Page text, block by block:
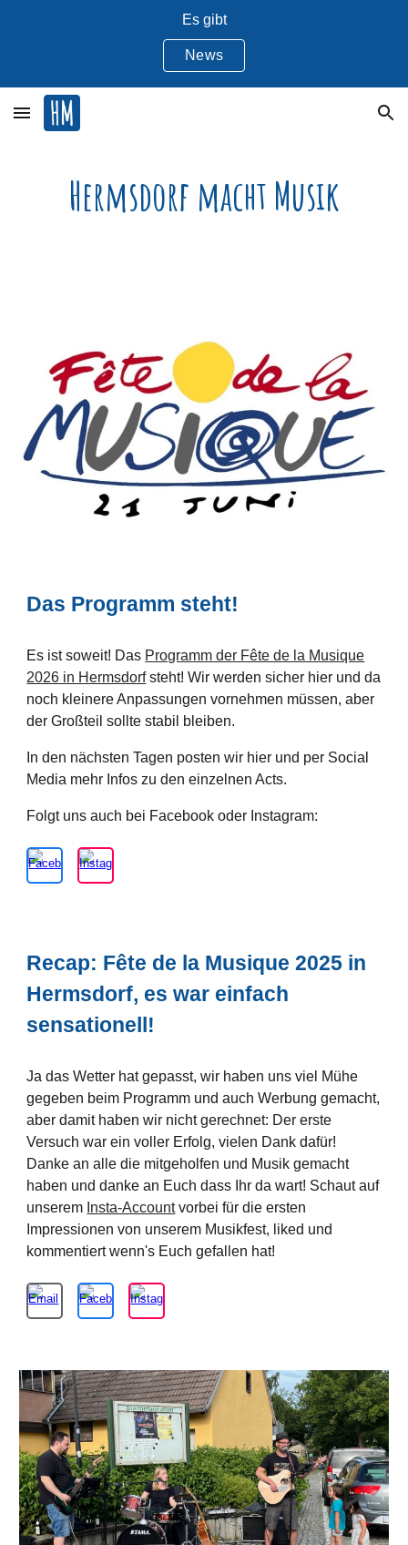
Es gibt
News
Hermsdorf machtMusik
Das Programm steht!
Es ist soweit! Das Programm der Fête de la Musique
2026 in Hermsdorfsteht! Wir werden sicher hier und da
noch kleinere Anpassungen vornehmen müssen, aber
der Großteil sollte stabil bleiben.
In den nächsten Tagen posten wir hier und per Social
Media mehr Infos zu den einzelnen Acts.
Folgt uns auch bei Facebook oder Instagram:
Recap: Fête de la Musique 2025 in
Hermsdorf, es war einfach
sensationell!
Ja das Wetter hat gepasst, wir haben uns viel Mühe
gegeben beim Programm und auch Werbung gemacht,
aber damit haben wir nicht gerechnet: Der erste
Versuch war ein voller Erfolg, vielen Dank dafür!
Danke an alle die mitgeholfen und Musik gemacht
haben und danke an Euch dass Ihr da wart! Schaut auf
unserem Insta-Accountvorbei für die ersten
Impressionen von unserem Musikfest, liked und
kommentiert wenn's Euch gefallen hat!